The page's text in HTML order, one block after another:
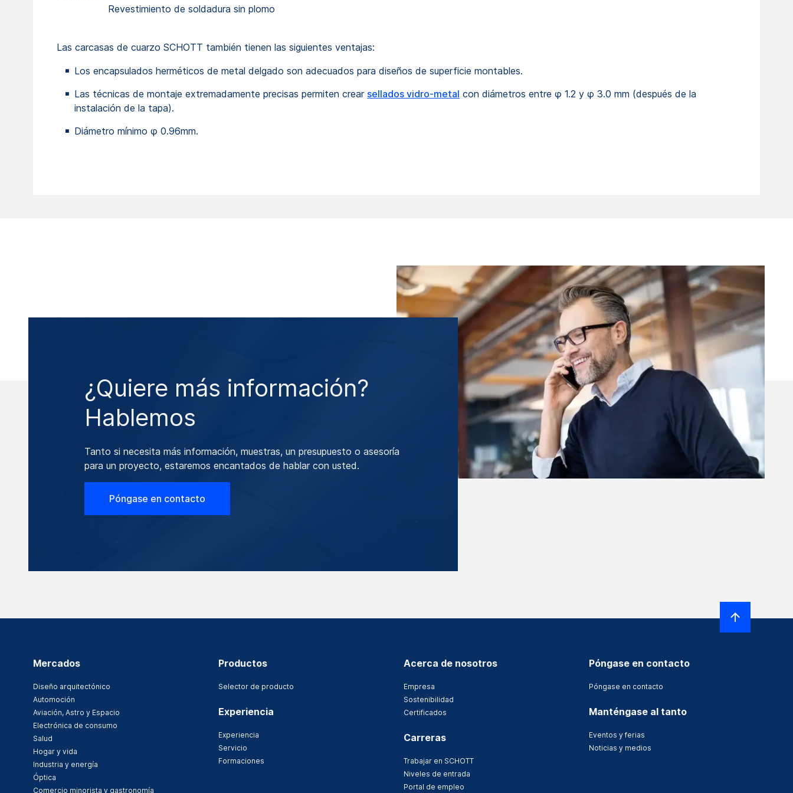
Revestimiento de soldadura sin plomo
Las carcasas de cuarzo SCHOTT también tienen las siguientes ventajas:
Los encapsulados herméticos de metal delgado son adecuados para diseños de superficie montables.
Las técnicas de montaje extremadamente precisas permiten crear sellados vidro-metal con diámetros entre φ 1.2 y φ 3.0 mm (después de la
instalación de la tapa).
Diámetro mínimo φ 0.96mm.
¿Quiere más información?
Hablemos
Tanto si necesita más información, muestras, un presupuesto o asesoría
para un proyecto, estaremos encantados de hablar con usted.
Póngase en contacto
Mercados
Diseño arquitectónico
Automoción
Aviación, Astro y Espacio
Electrónica de consumo
Salud
Hogar y vida
Industria y energía
Óptica
Comercio minorista y gastronomía
Productos
Selector de producto
Experiencia
Experiencia
Servicio
Formaciones
Acerca de nosotros
Empresa
Sostenibilidad
Certificados
Carreras
Trabajar en SCHOTT
Niveles de entrada
Portal de empleo
Póngase en contacto
Póngase en contacto
Manténgase al tanto
Eventos y ferias
Noticias y medios